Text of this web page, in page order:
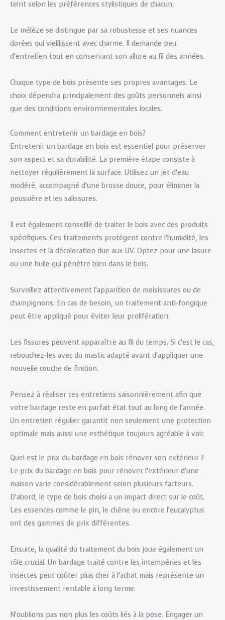
teint selon les préférences stylistiques de chacun.
Le mélèze se distingue par sa robustesse et ses nuances
dorées qui vieillissent avec charme. Il demande peu
d’entretien tout en conservant son allure au fil des années.
Chaque type de bois présente ses propres avantages. Le
choix dépendra principalement des goûts personnels ainsi
que des conditions environnementales locales.
Comment entretenir un bardage en bois?
Entretenir un bardage en bois est essentiel pour préserver
son aspect et sa durabilité. La première étape consiste à
nettoyer régulièrement la surface. Utilisez un jet d’eau
modéré, accompagné d’une brosse douce, pour éliminer la
poussière et les salissures.
Il est également conseillé de traiter le bois avec des produits
spécifiques. Ces traitements protègent contre l’humidité, les
insectes et la décoloration due aux UV. Optez pour une lasure
ou une huile qui pénètre bien dans le bois.
Surveillez attentivement l’apparition de moisissures ou de
champignons. En cas de besoin, un traitement anti-fongique
peut être appliqué pour éviter leur prolifération.
Les fissures peuvent apparaître au fil du temps. Si c’est le cas,
rebouchez-les avec du mastic adapté avant d’appliquer une
nouvelle couche de finition.
Pensez à réaliser ces entretiens saisonnièrement afin que
votre bardage reste en parfait état tout au long de l’année.
Un entretien régulier garantit non seulement une protection
optimale mais aussi une esthétique toujours agréable à voir.
Quel est le prix du bardage en bois rénover son extérieur ?
Le prix du bardage en bois pour rénover l’extérieur d’une
maison varie considérablement selon plusieurs facteurs.
D’abord, le type de bois choisi a un impact direct sur le coût.
Les essences comme le pin, le chêne ou encore l’eucalyptus
ont des gammes de prix différentes.
Ensuite, la qualité du traitement du bois joue également un
rôle crucial. Un bardage traité contre les intempéries et les
insectes peut coûter plus cher à l’achat mais représente un
investissement rentable à long terme.
N’oublions pas non plus les coûts liés à la pose. Engager un